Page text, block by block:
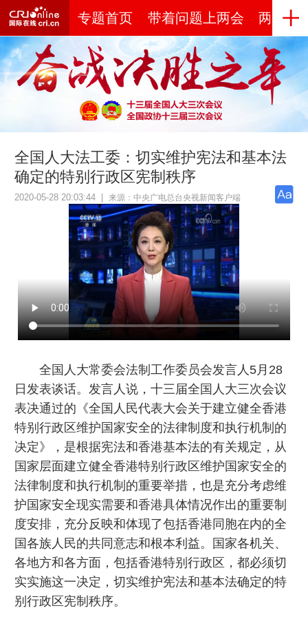
专题首页 带着问题上两会 两会世
全国人大法工委：切实维护宪法和基本法
确定的特别行政区宪制秩序
2020-05-28 20:03:44| 来源： 中央广电总台央视新闻客户端
全国人大常委会法制工作委员会发言人5月28
日发表谈话。发言人说，十三届全国人大三次会议
表决通过的《全国人民代表大会关于建立健全香港
特别行政区维护国家安全的法律制度和执行机制的
决定》，是根据宪法和香港基本法的有关规定，从
国家层面建立健全香港特别行政区维护国家安全的
法律制度和执行机制的重要举措，也是充分考虑维
护国家安全现实需要和香港具体情况作出的重要制
度安排，充分反映和体现了包括香港同胞在内的全
国各族人民的共同意志和根本利益。国家各机关、
各地方和各方面，包括香港特别行政区，都必须切
实实施这一决定，切实维护宪法和基本法确定的特
别行政区宪制秩序。